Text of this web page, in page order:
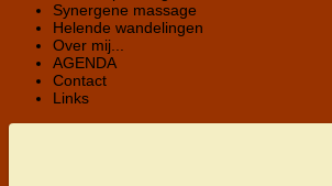
Synergene massage
Helende wandelingen
Over mij...
AGENDA
Contact
Links